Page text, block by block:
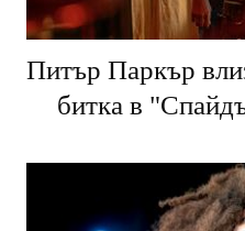
Питър Паркър